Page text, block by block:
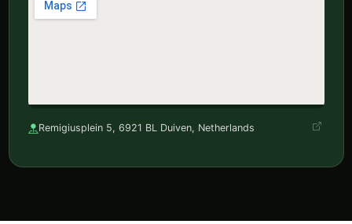
Remigiusplein 5, 6921 BL Duiven, Netherlands